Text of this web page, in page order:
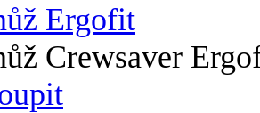
Ergofit
Crewsaver